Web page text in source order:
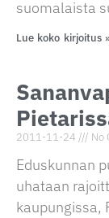
suomalaista
Lue koko kirjoitus
2011-11-24 No
Eduskunnan
uhataan
kaupungissa,